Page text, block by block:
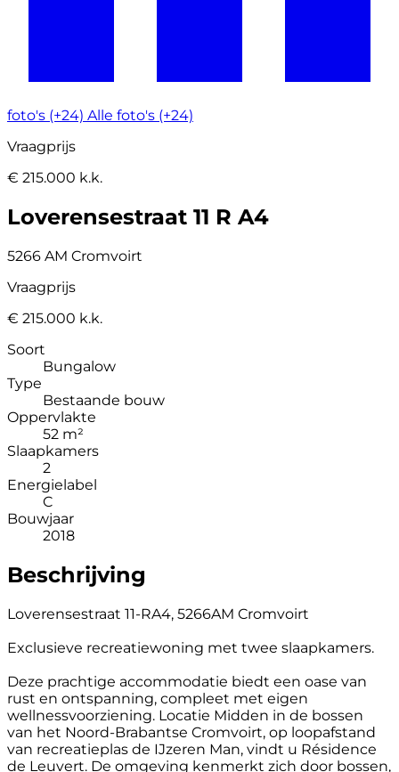
foto's (+24) Alle foto's (+24)
Vraagprijs
€ 215.000 k.k.
Loverensestraat 11 R A4
5266 AM Cromvoirt
Vraagprijs
€ 215.000 k.k.
Soort
Bungalow
Type
Bestaande bouw
Oppervlakte
52 m²
Slaapkamers
2
Energielabel
C
Bouwjaar
2018
Beschrijving
Loverensestraat 11-RA4, 5266AM Cromvoirt
Exclusieve recreatiewoning met twee slaapkamers.
Deze prachtige accommodatie biedt een oase van
rust en ontspanning, compleet met eigen
wellnessvoorziening. Locatie Midden in de bossen
van het Noord-Brabantse Cromvoirt, op loopafstand
van recreatieplas de IJzeren Man, vindt u Résidence
de Leuvert. De omgeving kenmerkt zich door bossen,